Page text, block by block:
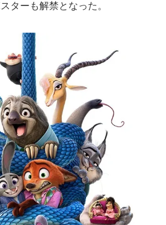
ターも解禁となった。